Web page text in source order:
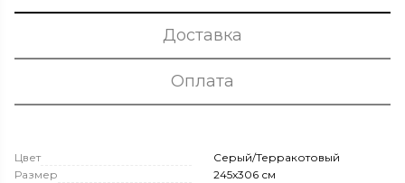
Доставка
Оплата
Цвет
Серый/Терракотовый
Размер
245x306 см